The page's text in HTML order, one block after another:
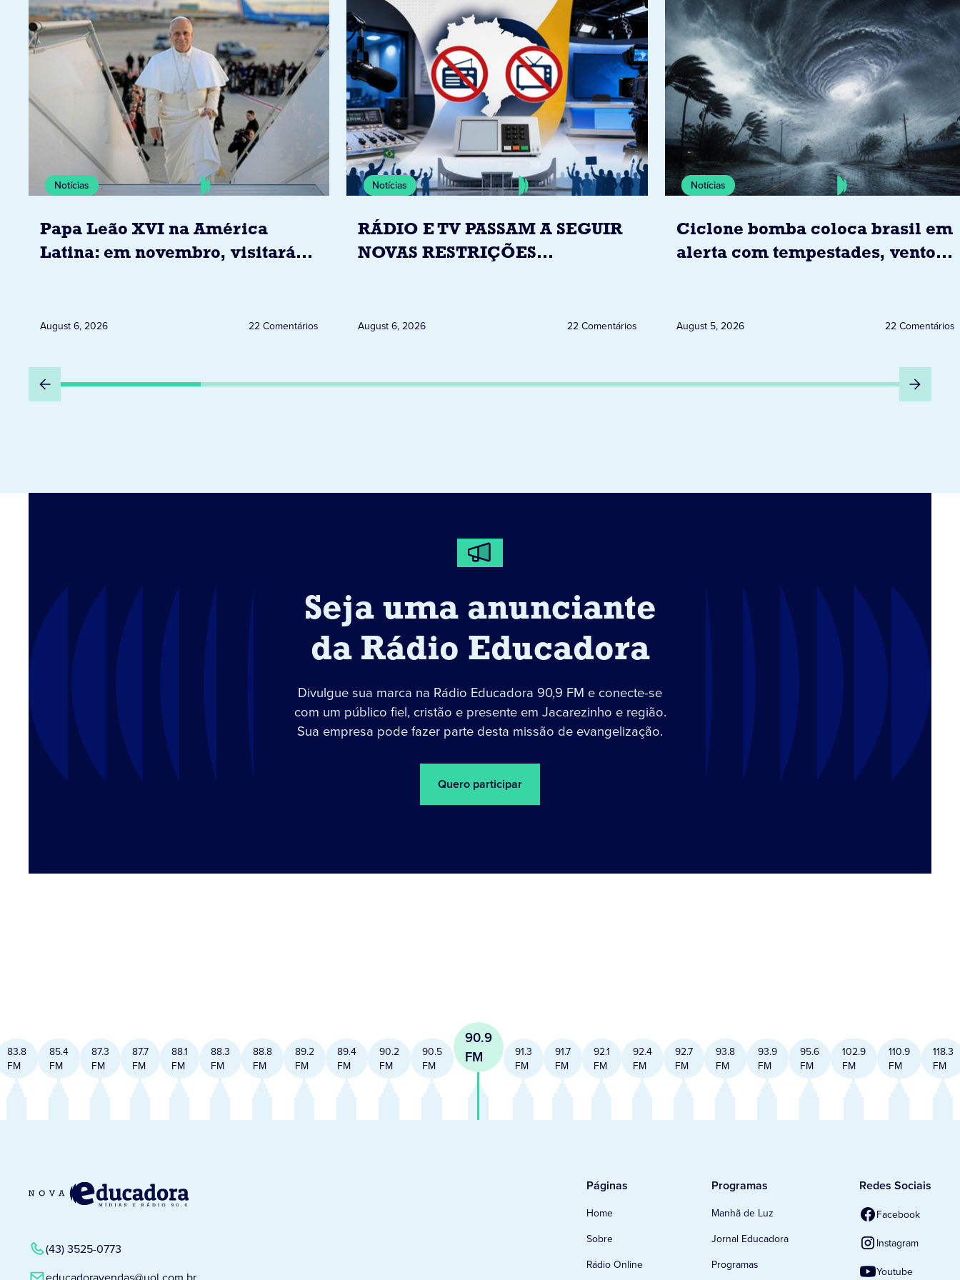
Notícias
Papa Leão XVI na América
Latina: em novembro, visitará
August 6, 2026 22 Comentários
Notícias
RÁDIO E TV PASSAM A SEGUIR
NOVAS RESTRIÇÕES
August 6, 2026 22 Comentários
Notícias
Ciclone bomba coloca brasil em
alerta com tempestades, ventos
August 5, 2026 22 Comentários
Seja uma anunciante
da Rádio Educadora
Divulgue sua marca na Rádio Educadora 90,9 FM e conecte-se
com um público fiel, cristão e presente em Jacarezinho e região.
Sua empresa pode fazer parte desta missão de evangelização.
Quero participar
83.8
FM
85.4
FM
87.3
FM
87.7
FM
88.1
FM
88.3
FM
88.8
FM
89.2
FM
89.4
FM
90.2
FM
90.5
FM
90.9
FM
91.3
FM
91.7
FM
92.1
FM
92.4
FM
92.7
FM
93.8
FM
93.9
FM
95.6
FM
102.9
FM
110.9
FM
118.3
FM
(43) 3525-0773
Páginas
Home
Sobre
Rádio Online
Programas
Manhã de Luz
Jornal Educadora
Programas
Redes Sociais
Facebook
Instagram
Youtube